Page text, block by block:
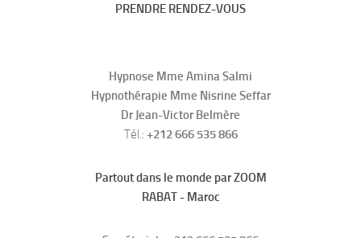
PRENDRE RENDEZ-VOUS
Hypnose Mme Amina Salmi
Hypnothérapie Mme Nisrine Seffar
Dr Jean-Victor Belmère
Tél.: +212 666 535 866
Partout dans le monde par ZOOM
RABAT - Maroc